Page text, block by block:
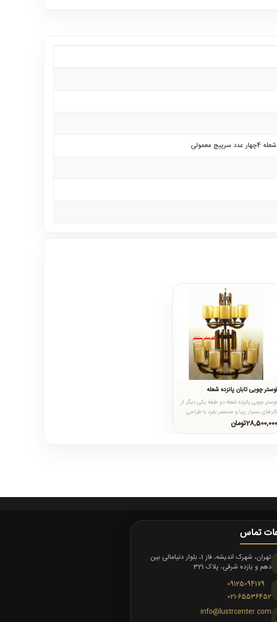
لوستر چوبی تابان پانزده شعله
لوستر چوبی پانزده شعله دو طبقه یکی دیگر از
کارهای بسیار زیبا و منحصر بفرد با طراحی
خاص مناسب خانه ها..
28,500,000تومان
تماس
تهران، شهرک اندیشه، فاز 1، بلوار دنیامالی بین
دهم و یازده شرقی، پلاک 321
09125094179
021-65536452
info@lustrcenter.com